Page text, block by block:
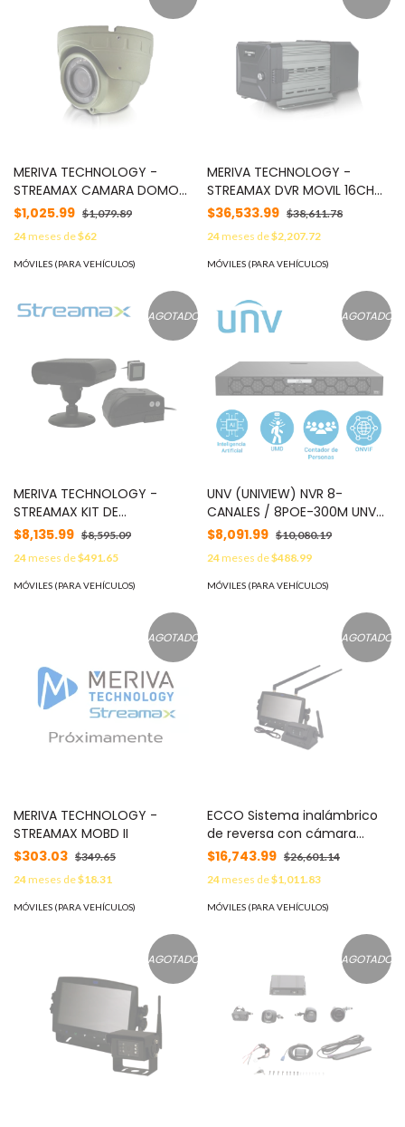
CONTEO-DE-PERSONAS /
SMART-INTRUSION-
PREVENTION / DETECCION-
DE-ROSTRO / ONVIF / NDAA /
IP66 / METAL / PRIME /
ULTRA265 / POE-AT / 24VCD
/ 24VCA MOD: IPC6624SR-
MERIVA TECHNOLOGY -
STREAMAX CAMARA DOMO
MOVIL HD MERIVA STREAMAX
MC303V2 / 2MP / 2.8MM /
IP54 / 5M IR / AUDIO
INTEGRADO MOD: MC303V2
$1,025.99 $1,079.89
24meses de$62
MÓVILES (PARA VEHÍCULOS)
MERIVA TECHNOLOGY -
STREAMAX DVR MOVIL 16CH
MERIVA STREAMAX A8PRO-
H0412 / 4CH AHD + 12CH IP /
GPS / 4G / WIFI / SOPORTA
SSD HASTA 2TB MOD: A8PRO-
$36,533.99 $38,611.78
24meses de$2,207.72
MÓVILES (PARA VEHÍCULOS)
AGOTADO
MERIVA TECHNOLOGY -
STREAMAX KIT DE
INTELIGENCIA ARTIFICIAL
MERIVA STREAMAX MADKIT /
CAMARA ADAS / CAMARA
DMS / R-WATCH /
SERIES DE GRABADORES
(EXCEPTO DASHCAM) MOD:
$8,135.99 $8,595.09
24meses de$491.65
MÓVILES (PARA VEHÍCULOS)
AGOTADO
UNV (UNIVIEW) NVR 8-
CANALES / 8POE-300M UNV
NVR502-08B-P8-IQ /
INTELIGENCIA-ARTIFICIAL-
INTEGRADA(IQ) / 16MP /
2HDD-HASTA-16TB / HDMI-
INDEPENDIENTES / ANALITICAS
/ SMART-BY-NVR / SMART-
INTRUSION-PREVENTION /
ULTRA-MOTION-DETECTION /
DETECTION-BY-IPC / SMART-
INTRUSION-PREVENTION /
ULTRA-MOTION-DETECTION /
FACE-DETECTION / NDAA /
SERIE PRIME / CLOUDUPGRADE
/ ULTRA265 MOD: NVR502-
08B-P8-IQ
$8,091.99 $10,080.19
24meses de$488.99
MÓVILES (PARA VEHÍCULOS)
AGOTADO
MERIVA TECHNOLOGY -
STREAMAX MOBD II
$303.03 $349.65
24meses de$18.31
MÓVILES (PARA VEHÍCULOS)
AGOTADO
ECCO Sistema inalámbrico
de reversa con cámara
infrarroja , imán y monitor de
7" táctil MOD: EC7010WK
$16,743.99 $26,601.14
24meses de$1,011.83
MÓVILES (PARA VEHÍCULOS)
AGOTADO AGOTADO